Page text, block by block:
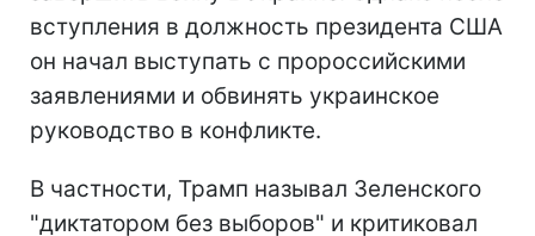
вступления в должность президента США
он начал выступать с пророссийскими
заявлениями и обвинять украинское
руководство в конфликте.
В частности, Трамп называл Зеленского
"диктатором без выборов" и критиковал